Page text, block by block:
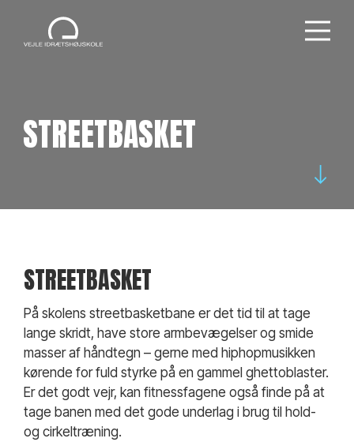
STREETBASKET
STREETBASKET
På skolens streetbasketbane er det tid til at tage
lange skridt, have store armbevægelser og smide
masser af håndtegn – gerne med hiphopmusikken
kørende for fuld styrke på en gammel ghettoblaster.
Er det godt vejr, kan fitnessfagene også finde på at
tage banen med det gode underlag i brug til hold-
og cirkeltræning.